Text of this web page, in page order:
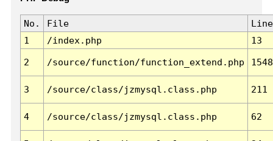
No. File
Line
1
/index.php 13
2 /source/function/function_extend.php 1548
3 /source/class/jzmysql.class.php 211
4 /source/class/jzmysql.class.php 62